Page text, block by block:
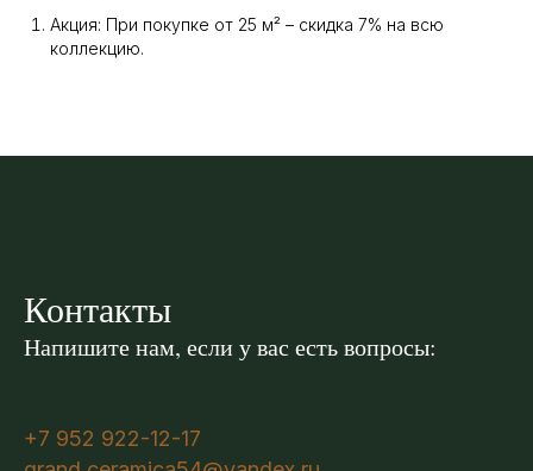
Акция: При покупке от 25 м² – скидка 7% на всю
коллекцию.
Контакты
Напишите нам, если у вас есть вопросы:
+7 952 922-12-17